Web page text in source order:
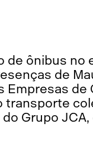
de ônibus no
de
Empresas de
transporte
Grupo JCA,